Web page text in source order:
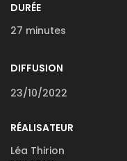
DURÉE
27 minutes
DIFFUSION
23/10/2022
RÉALISATEUR
Léa Thirion